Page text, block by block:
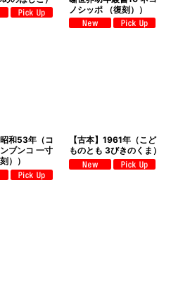
ノシッポ （復刻））
昭和53年（コ
ブンコ 一寸
））
【古本】1961年（こど
ものとも 3びきのくま）